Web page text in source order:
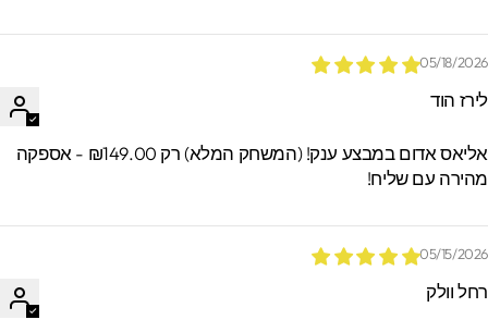
05/18/
הוד
אליאס אדום במבצע ענק! (המשחק המלא) רק ₪149.00 - אספקה
עם שליח!
05/15/
וולק